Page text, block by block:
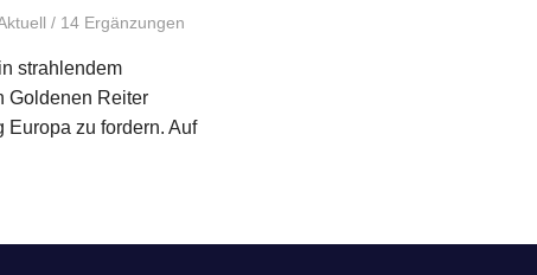
/ 14 Ergänzungen
strahlendem
Goldenen Reiter
Europa zu fordern. Auf